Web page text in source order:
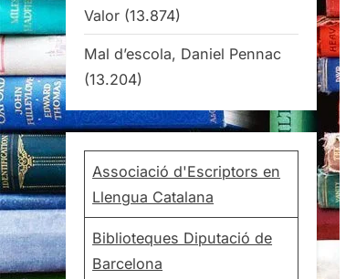
Valor (13.874)
Mal d’escola, Daniel Pennac
(13.204)
Associació d'Escriptors en
Llengua Catalana
Biblioteques Diputació de
Barcelona